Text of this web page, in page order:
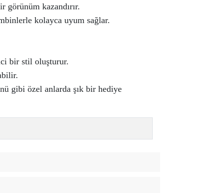
kazandırır.
kolayca uyum sağlar.
bir stil oluşturur.
gibi özel anlarda şık bir hediye